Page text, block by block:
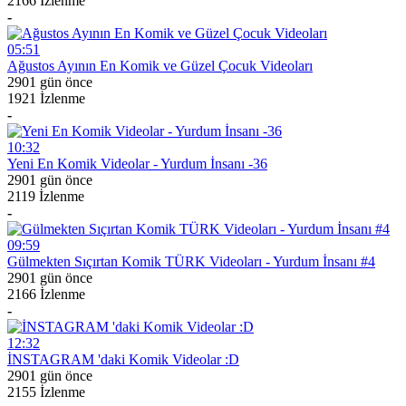
-
05:51
Ağustos Ayının En Komik ve Güzel Çocuk Videoları
2901 gün önce
1921 İzlenme
-
10:32
Yeni En Komik Videolar - Yurdum İnsanı -36
2901 gün önce
2119 İzlenme
-
09:59
Gülmekten Sıçırtan Komik TÜRK Videoları - Yurdum İnsanı #4
2901 gün önce
2166 İzlenme
-
12:32
İNSTAGRAM 'daki Komik Videolar :D
2901 gün önce
2155 İzlenme